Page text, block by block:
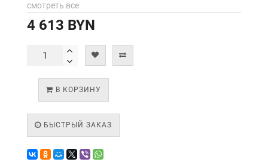
смотреть все
4 613 BYN
В КОРЗИНУ
БЫСТРЫЙ ЗАКАЗ